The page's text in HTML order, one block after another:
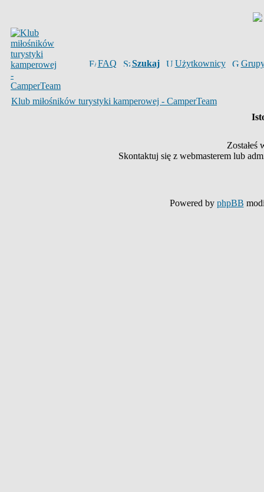
FAQ Szukaj Użytkownicy
Klub miłośników turystyki kamperowej - CamperTeam
Zostałeś
Skontaktuj się z webmasterem lub
Powered by phpBB